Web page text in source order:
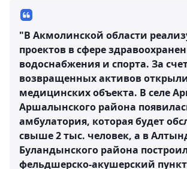
"В Акмолинской области
проектов в сфере
водоснабжения и спорта. За
возвращенных активов
медицинских объекта. В селе
Аршалынского района
амбулатория, которая будет
свыше 2 тыс. человек, а в
Буландынского района
фельдшерско-акушерский